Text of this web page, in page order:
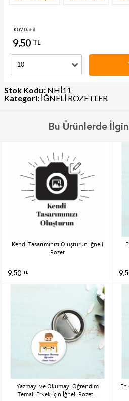
KDV Dahil
9.50 TL
Stok Kodu: NHİ11
Kategori: İĞNELİ ROZETLER
Bu Ürünlerde
Kendi Tasarımınızı Oluşturun İğneli
Rozet
9.50 TL
Yazmayı ve Okumayı Öğrendim
Temalı Erkek İçin İğneli Rozet...